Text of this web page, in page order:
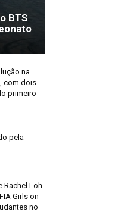
BTS
na
com dois
primeiro
pela
Rachel Loh
Girls on
no